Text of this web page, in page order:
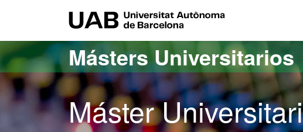
Másters Universitarios
Máster